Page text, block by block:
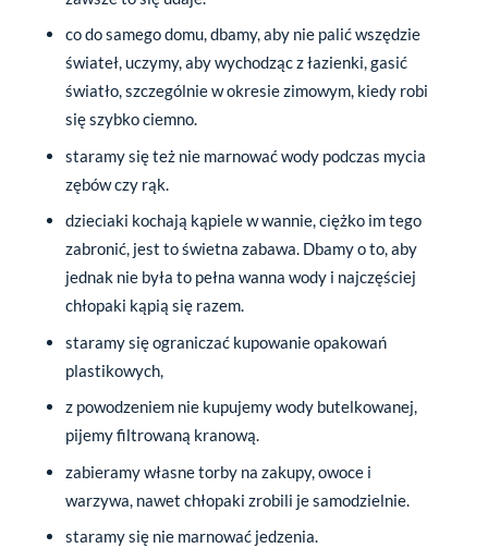
co do samego domu, dbamy, aby nie palić wszędzie
świateł, uczymy, aby wychodząc z łazienki, gasić
światło, szczególnie w okresie zimowym, kiedy robi
się szybko ciemno.
staramy się też nie marnować wody podczas mycia
zębów czy rąk.
dzieciaki kochają kąpiele w wannie, ciężko im tego
zabronić, jest to świetna zabawa. Dbamy o to, aby
jednak nie była to pełna wanna wody i najczęściej
chłopaki kąpią się razem.
staramy się ograniczać kupowanie opakowań
plastikowych,
z powodzeniem nie kupujemy wody butelkowanej,
pijemy filtrowaną kranową.
zabieramy własne torby na zakupy, owoce i
warzywa, nawet chłopaki zrobili je samodzielnie.
staramy się nie marnować jedzenia.